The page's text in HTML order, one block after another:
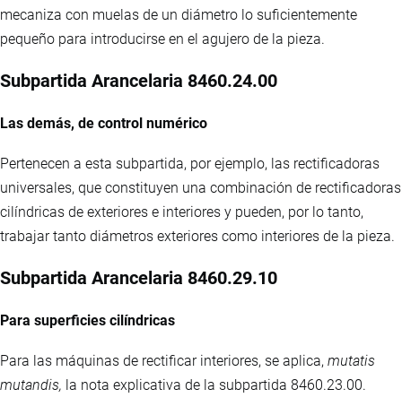
mecaniza con muelas de un diámetro lo suficientemente
pequeño para introducirse en el agujero de la pieza.
Subpartida Arancelaria 8460.24.00
Las demás, de control numérico
Pertenecen a esta subpartida, por ejemplo, las rectificadoras
universales, que constituyen una combinación de rectificadoras
cilíndricas de exteriores e interiores y pueden, por lo tanto,
trabajar tanto diámetros exteriores como interiores de la pieza.
Subpartida Arancelaria 8460.29.10
Para superficies cilíndricas
Para las máquinas de rectificar interiores, se aplica, mutatis
mutandis, la nota explicativa de la subpartida 8460.23.00.